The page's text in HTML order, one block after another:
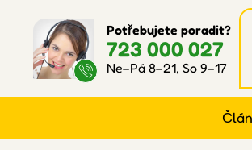
Potřebujete poradit?
723 000 027
Ne–Pá 8–21, So 9–17